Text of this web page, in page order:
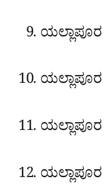
ಯಲ್ಲಾಪೂರ
ಯಲ್ಲಾಪೂರ
ಯಲ್ಲಾಪೂರ
ಯಲ್ಲಾಪೂರ